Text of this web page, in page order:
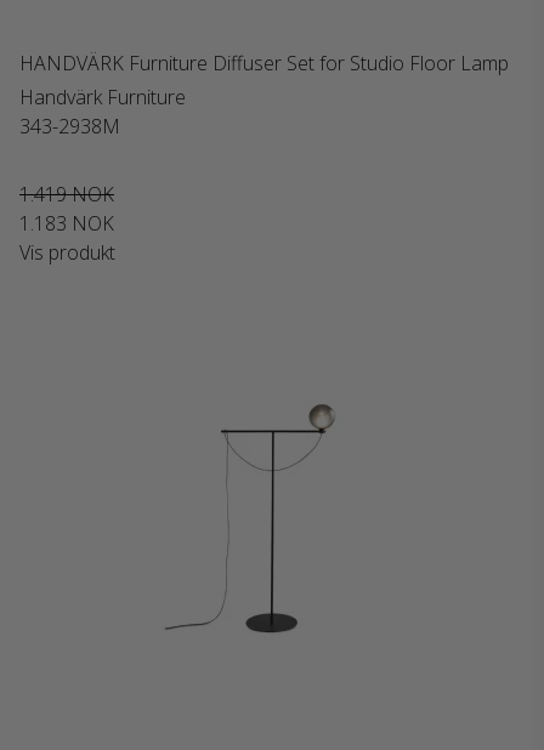
HANDVÄRK Furniture Diffuser Set for Studio Floor Lamp
Handvärk Furniture
343-2938M
1.419 NOK
1.183 NOK
Vis produkt